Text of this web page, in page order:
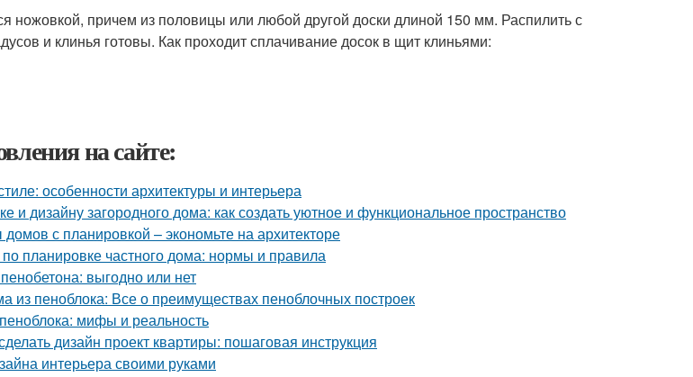
ножовкой, причем из половицы или любой другой доски длиной 150 мм. Распилить с
и клинья готовы. Как проходит сплачивание досок в щит клиньями:
на сайте:
особенности архитектуры и интерьера
и дизайну загородного дома: как создать уютное и функциональное пространство
с планировкой – экономьте на архитекторе
планировке частного дома: нормы и правила
выгодно или нет
пеноблока: Все о преимуществах пеноблочных построек
мифы и реальность
дизайн проект квартиры: пошаговая инструкция
интерьера своими руками